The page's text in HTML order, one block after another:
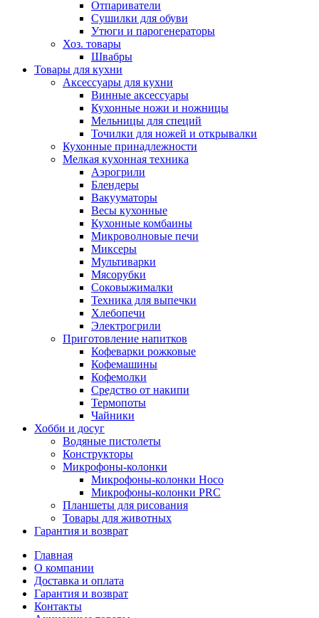
Отпариватели
Сушилки для обуви
Утюги и парогенераторы
Хоз. товары
Швабры
Товары для кухни
Аксессуары для кухни
Винные аксессуары
Кухонные ножи и ножницы
Мельницы для специй
Точилки для ножей и открывалки
Кухонные принадлежности
Мелкая кухонная техника
Аэрогрили
Блендеры
Вакууматоры
Весы кухонные
Кухонные комбаины
Микроволновые печи
Миксеры
Мультиварки
Мясорубки
Соковыжималки
Техника для выпечки
Хлебопечи
Электрогрили
Приготовление напитков
Кофеварки рожковые
Кофемашины
Кофемолки
Средство от накипи
Термопоты
Чайники
Хобби и досуг
Водяные пистолеты
Конструкторы
Микрофоны-колонки
Микрофоны-колонки Hoco
Микрофоны-колонки PRC
Планшеты для рисования
Товары для животных
Гарантия и возврат
Главная
О компании
Доставка и оплата
Гарантия и возврат
Контакты